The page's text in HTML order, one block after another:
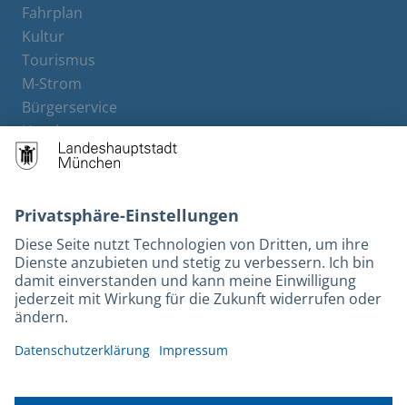
Fahrplan
Kultur
Tourismus
M-Strom
Bürgerservice
Hotels
Barrierefreiheit
Leichte Sprache
Gebärdensprache
Datenschutz
Impressum